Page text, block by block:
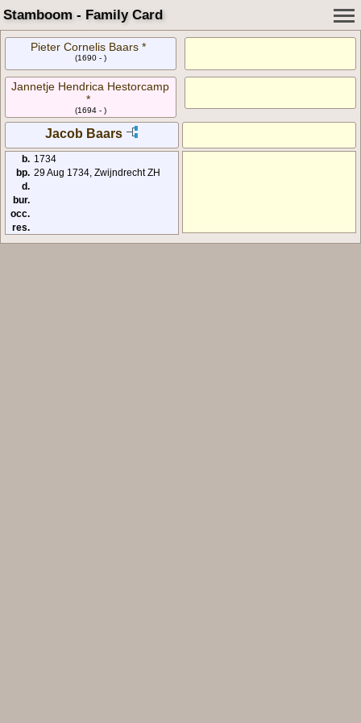
Stamboom - Family Card
Pieter Cornelis Baars *
(1690 - )
Jannetje Hendrica Hestorcamp
*
(1694 - )
Jacob Baars
b. 1734
bp. 29 Aug 1734, Zwijndrecht ZH
d.
bur.
occ.
res.